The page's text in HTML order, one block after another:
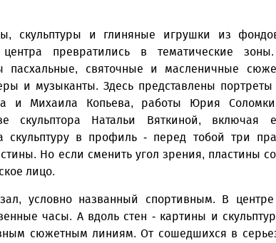
скульптуры и глиняные игрушки из
центра превратились в тематические
пасхальные, святочные и масленичные
и музыканты. Здесь представлены портреты
и Михаила Копьева, работы Юрия
скульптора Натальи Вяткиной, включая
скульптуру в профиль - перед тобой три
Но если сменить угол зрения, пластины
лицо.
условно названный спортивным. В
часы. А вдоль стен - картины и
сюжетным линиям. От сошедшихся в